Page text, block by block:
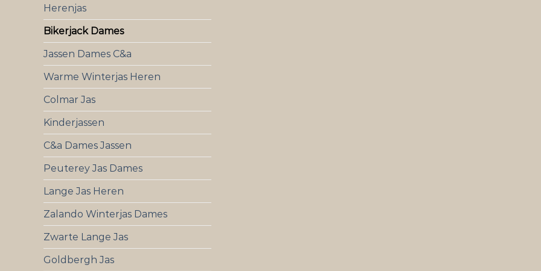
Herenjas
Bikerjack Dames
Jassen Dames C&a
Warme Winterjas Heren
Colmar Jas
Kinderjassen
C&a Dames Jassen
Peuterey Jas Dames
Lange Jas Heren
Zalando Winterjas Dames
Zwarte Lange Jas
Goldbergh Jas